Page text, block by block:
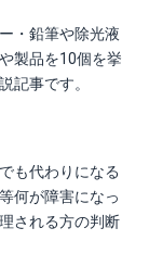
・鉛筆や除光液
製品を10個を挙
記事です。
も代わりになる
何が障害になっ
される方の判断